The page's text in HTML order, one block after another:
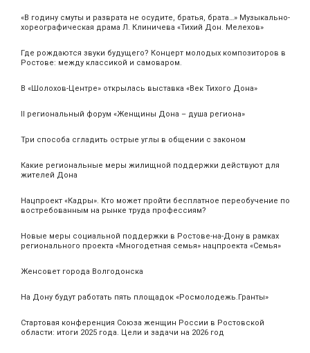
«В годину смуты и разврата не осудите, братья, брата…» Музыкально-
хореографическая драма Л. Клиничева «Тихий Дон. Мелехов»
Где рождаются звуки будущего? Концерт молодых композиторов в
Ростове: между классикой и самоваром.
В «Шолохов-Центре» открылась выставка «Век Тихого Дона»
II региональный форум «Женщины Дона – душа региона»
Три способа сгладить острые углы в общении с законом
Какие региональные меры жилищной поддержки действуют для
жителей Дона
Нацпроект «Кадры». Кто может пройти бесплатное переобучение по
востребованным на рынке труда профессиям?
Новые меры социальной поддержки в Ростове-на-Дону в рамках
регионального проекта «Многодетная семья» нацпроекта «Семья»
Женсовет города Волгодонска
На Дону будут работать пять площадок «Росмолодежь.Гранты»
Стартовая конференция Союза женщин России в Ростовской
области: итоги 2025 года. Цели и задачи на 2026 год